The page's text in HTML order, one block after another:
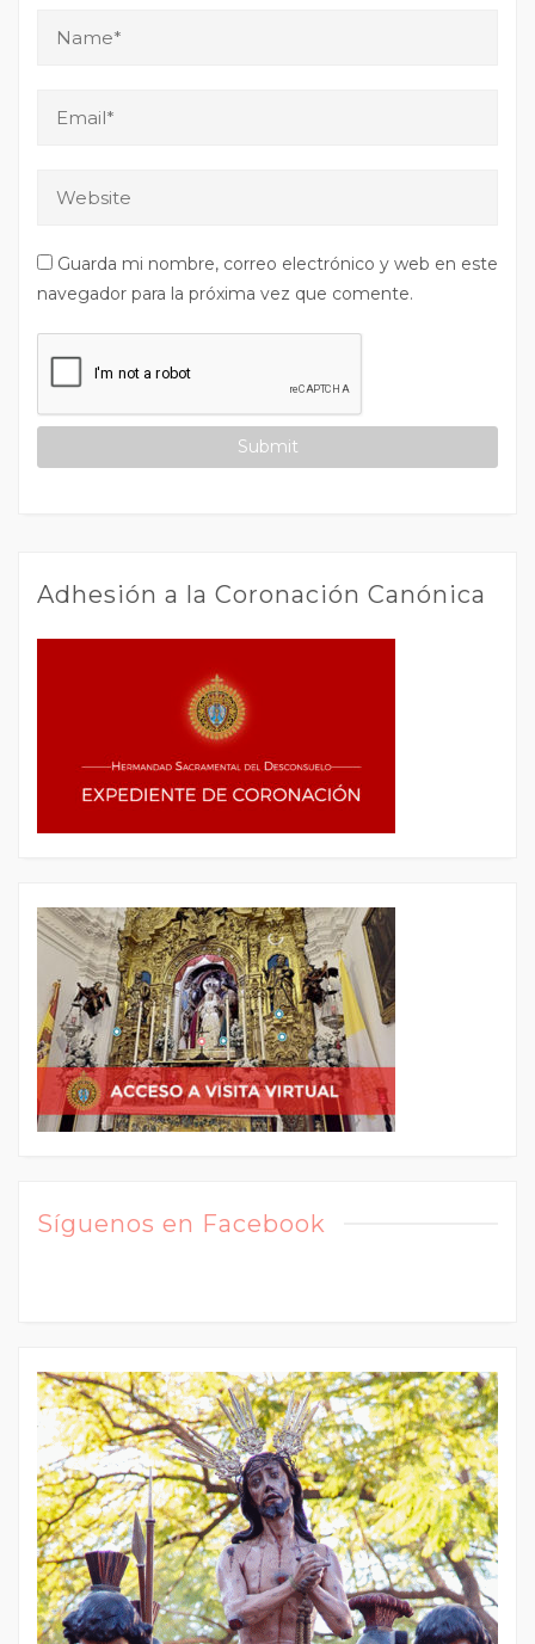
Guarda mi nombre, correo electrónico y web en este
navegador para la próxima vez que comente.
Adhesión a la Coronación Canónica
Síguenos en Facebook